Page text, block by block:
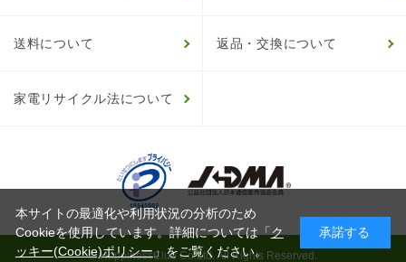
送料について 返品・交換について
家電リサイクル法について
© HappinessClub Co.Ltd. All Rights Reserved.
本サイトの最適化や利用状況の分析のため
Cookieを使用しています。詳細については「ク
ッキー(Cookie)ポリシー」をご覧ください。
承諾する